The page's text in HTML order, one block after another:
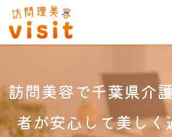
訪問美容で千葉県介
者が安心して美しく